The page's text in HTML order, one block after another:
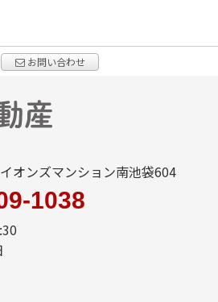
お問い合わせ
オンズマンション南池袋604
1038